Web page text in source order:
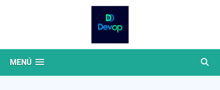
MENÚ